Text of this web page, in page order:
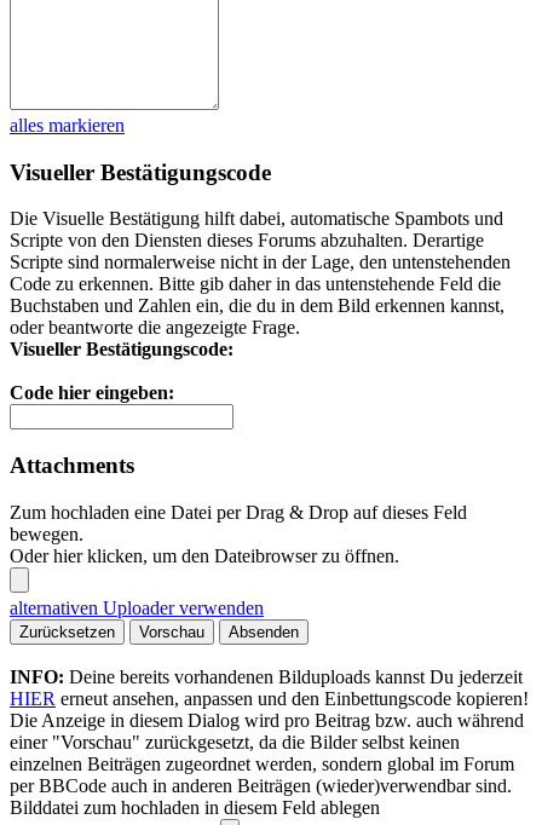
alles markieren
Visueller Bestätigungscode
Die Visuelle Bestätigung hilft dabei, automatische Spambots und
Scripte von den Diensten dieses Forums abzuhalten. Derartige
Scripte sind normalerweise nicht in der Lage, den untenstehenden
Code zu erkennen. Bitte gib daher in das untenstehende Feld die
Buchstaben und Zahlen ein, die du in dem Bild erkennen kannst,
oder beantworte die angezeigte Frage.
Visueller Bestätigungscode:
Code hier eingeben:
Attachments
Zum hochladen eine Datei per Drag & Drop auf dieses Feld
bewegen.
Oder hier klicken, um den Dateibrowser zu öffnen.
alternativen Uploader verwenden
Zurücksetzen Vorschau Absenden
INFO: Deine bereits vorhandenen Bilduploads kannst Du jederzeit
HIER erneut ansehen, anpassen und den Einbettungscode kopieren!
Die Anzeige in diesem Dialog wird pro Beitrag bzw. auch während
einer "Vorschau" zurückgesetzt, da die Bilder selbst keinen
einzelnen Beiträgen zugeordnet werden, sondern global im Forum
per BBCode auch in anderen Beiträgen (wieder)verwendbar sind.
Bilddatei zum hochladen in diesem Feld ablegen